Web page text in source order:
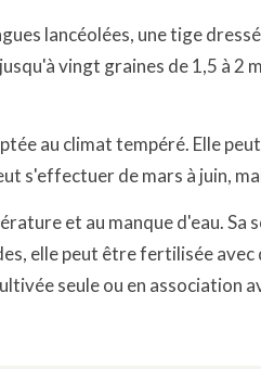
lancéolées, une tige
vingt graines de 1,5 à 2
au climat tempéré. Elle
s'effectuer de mars à juin,
et au manque d'eau.
elle peut être fertilisée
seule ou en association